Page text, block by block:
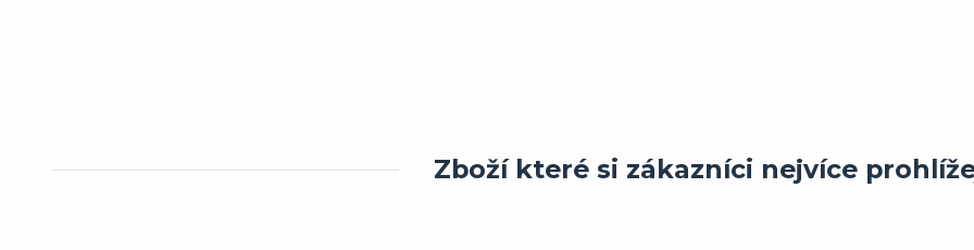
Zboží které si zákazníci nejvíce